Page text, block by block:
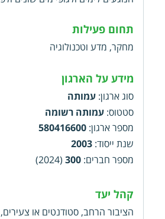
תחום פעילות
מחקר, מדע וטכנולוגיה
מידע על הארגון
סוג ארגון: עמותה
סטטוס: עמותה רשומה
מספר ארגון:
580416600
שנת ייסוד:
2003
מספר חברים:
300
(2024)
קהל יעד
הציבור הרחב, סטודנטים או